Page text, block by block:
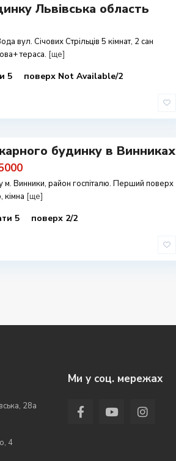
Львівська область
вул. Січових Стрільців 5 кімнат, 2 сан
тераса. [ще]
5 поверх Not Available/2
будинку в Винниках
Винники, район госпіталю. Перший поверх
кімна [ще]
5 поверх 2/2
28а
4
Ми у соц. мережах